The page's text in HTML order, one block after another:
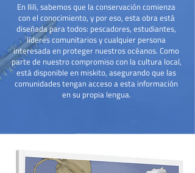
En Ilili, sabemos que la conservación comienza
con el conocimiento, y por eso, esta obra está
diseñada para todos: pescadores, estudiantes,
líderes comunitarios y cualquier persona
interesada en proteger nuestros océanos. Como
parte de nuestro compromiso con la cultura local,
está disponible en miskito, asegurando que las
comunidades tengan acceso a esta información
en su propia lengua.